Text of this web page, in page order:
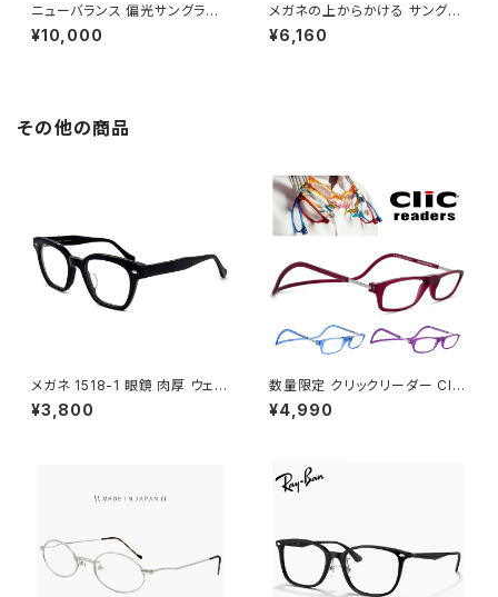
ニューバランス 偏光サングラス
nbs08115x c04p 偏光 スポー
ツサングラス New Balance n
ム ミラーレンズ
¥10,000
メガネの上からかける サングラ
ス vidgov0005 ダンシェイデ
ィーズ オーバーグラス 偏光サン
¥6,160
その他の商品
メガネ 1518-1 眼鏡 肉厚 ウェリ
ントン ブラック 黒縁 黒ぶち
¥3,800
数量限定 クリックリーダー Clic
Readers マット ボルドー パー
プル ブルー パステル カラー 老
ース おしゃれ 赤 紫 青色 +1.50
+2.00 +2.50 +3.00 [敬老の
¥4,990